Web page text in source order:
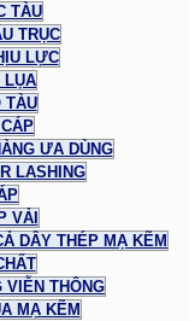
TÀU
TRỤC
LỰC
LỤA
TÀU
ƯA DÙNG
LASHING
VẢI
DÂY THÉP MẠ KẼM
VIỄN THÔNG
MẠ KẼM